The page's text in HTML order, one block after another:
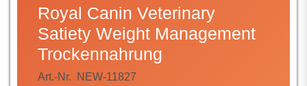
Royal Canin Veterinary
Satiety Weight Management
Trockennahrung
Art.-Nr.
NEW-11827